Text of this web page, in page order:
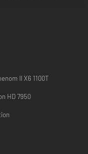
Z a una escala
con entornos destruibles
más icónicos de la
nivel de poder mediante
II X6 1100T
HD 7950